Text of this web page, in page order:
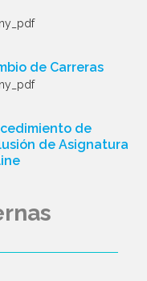
de Carreras
de
de Asignatura